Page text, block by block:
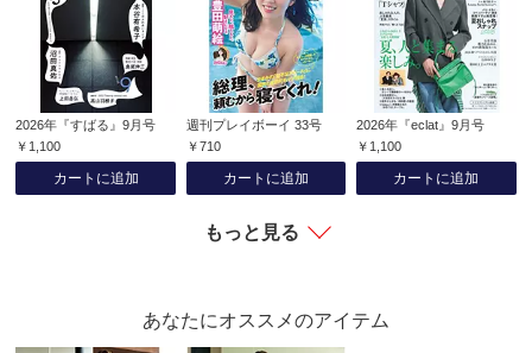
2026年『すばる』9月号
￥1,100
カートに追加
週刊プレイボーイ 33号
￥710
カートに追加
2026年『eclat』9月号
￥1,100
カートに追加
もっと見る
あなたにオススメのアイテム